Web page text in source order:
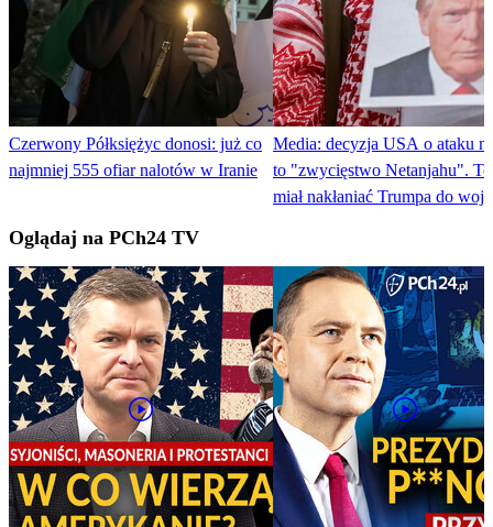
Czerwony Półksiężyc donosi: już co
najmniej 555 ofiar nalotów w Iranie
Media: decyzja USA o ataku
to "zwycięstwo Netanjahu".
miał nakłaniać Trumpa do
Oglądaj na PCh24 TV